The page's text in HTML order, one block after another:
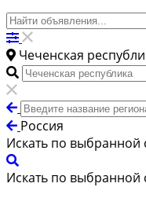
Чеченская
Россия
Искать по выбранной
Искать по выбранной